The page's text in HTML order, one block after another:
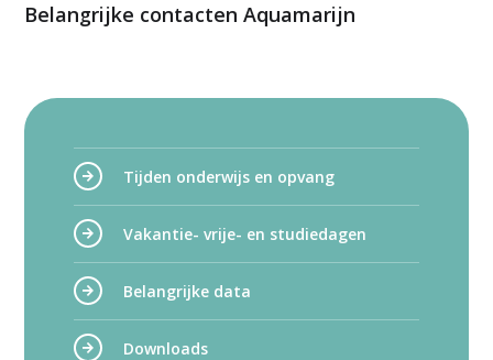
Belangrijke contacten Aquamarijn
Tijden onderwijs en opvang
Vakantie- vrije- en studiedagen
Belangrijke data
Downloads